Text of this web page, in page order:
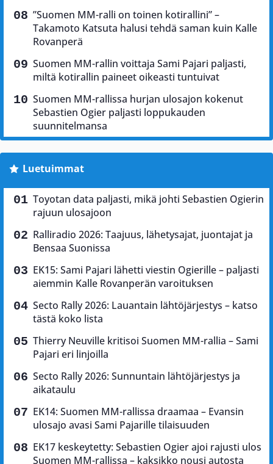
”Suomen MM-ralli on toinen kotirallini” –
Takamoto Katsuta halusi tehdä saman kuin Kalle
Rovanperä
Suomen MM-rallin voittaja Sami Pajari paljasti,
miltä kotirallin paineet oikeasti tuntuivat
Suomen MM-rallissa hurjan ulosajon kokenut
Sebastien Ogier paljasti loppukauden
suunnitelmansa
Luetuimmat
Toyotan data paljasti, mikä johti Sebastien Ogierin
rajuun ulosajoon
Ralliradio 2026: Taajuus, lähetysajat, juontajat ja
Bensaa Suonissa
EK15: Sami Pajari lähetti viestin Ogierille – paljasti
aiemmin Kalle Rovanperän varoituksen
Secto Rally 2026: Lauantain lähtöjärjestys – katso
tästä koko lista
Thierry Neuville kritisoi Suomen MM-rallia – Sami
Pajari eri linjoilla
Secto Rally 2026: Sunnuntain lähtöjärjestys ja
aikataulu
EK14: Suomen MM-rallissa draamaa – Evansin
ulosajo avasi Sami Pajarille tilaisuuden
EK17 keskeytetty: Sebastien Ogier ajoi rajusti ulos
Suomen MM-rallissa – kaksikko nousi autosta